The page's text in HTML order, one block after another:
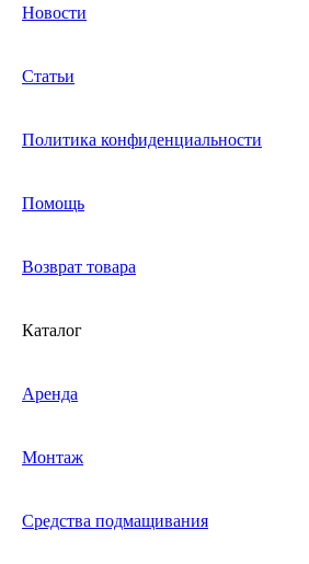
Новости
Статьи
Политика конфиденциальности
Помощь
Возврат товара
Каталог
Аренда
Монтаж
Средства подмащивания